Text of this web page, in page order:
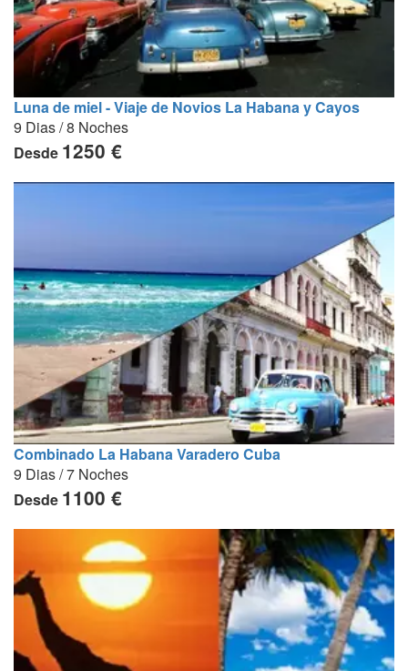
Luna de miel - Viaje de Novios La Habana y Cayos
9 Dias / 8 Noches
Desde 1250 €
Combinado La Habana Varadero Cuba
9 Dias / 7 Noches
Desde 1100 €